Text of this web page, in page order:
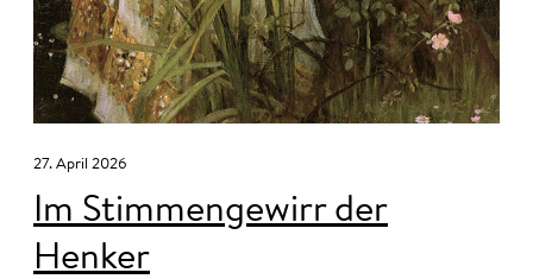
27. April 2026
Im Stimmengewirr der
Henker